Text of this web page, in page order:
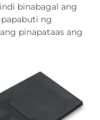
binabagal ang
ng
pinapataas ang